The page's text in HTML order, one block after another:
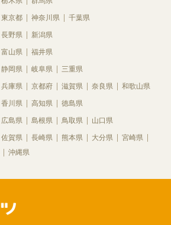
東京都 神奈川県 千葉県
長野県 新潟県
富山県 福井県
静岡県 岐阜県 三重県
兵庫県 京都府 滋賀県 奈良県 和歌山県
香川県 高知県 徳島県
広島県 島根県 鳥取県 山口県
佐賀県 長崎県 熊本県 大分県
宮崎県
沖縄県